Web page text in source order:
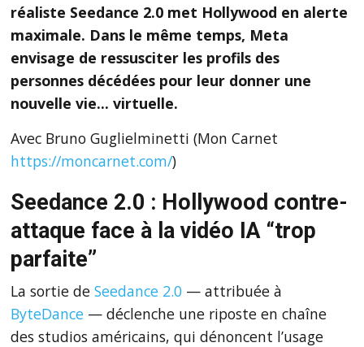
réaliste Seedance 2.0 met Hollywood en alerte
maximale. Dans le même temps, Meta
envisage de ressusciter les profils des
personnes décédées pour leur donner une
nouvelle vie... virtuelle.
Avec Bruno Guglielminetti (Mon Carnet
https://moncarnet.com/)
Seedance 2.0 : Hollywood contre-
attaque face à la vidéo IA “trop
parfaite”
La sortie deSeedance 2.0 — attribuée à
ByteDance — déclenche une riposte en chaîne
des studios américains, qui dénoncent l’usage